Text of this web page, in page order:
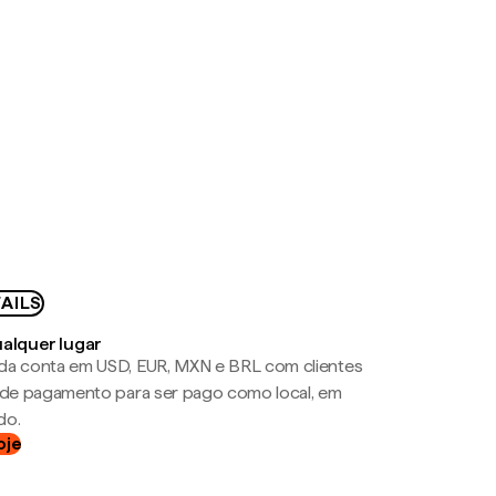
lugar
conta em USD, EUR, MXN e BRL com clientes
pagamento para ser pago como local, em